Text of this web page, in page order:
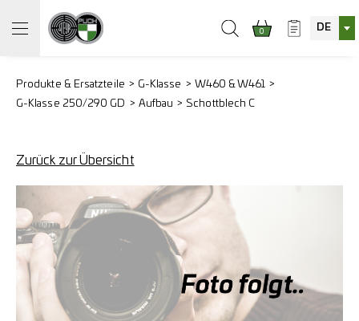
0 DE
Produkte & Ersatzteile G-Klasse
W460 & W461
G-Klasse 250/290 GD
Aufbau Schottblech C
Zurück zur Übersicht